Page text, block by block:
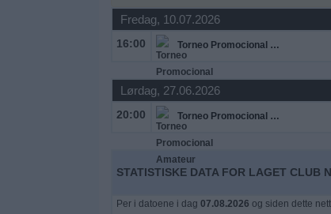
Fredag, 10.07.2026
16:00 Torneo Promocional Amateur
Lørdag, 27.06.2026
20:00 Torneo Promocional Amateur
STATISTISKE DATA FOR LAGET CLUB
Per i datoene i dag 07.08.2026 og siden dette